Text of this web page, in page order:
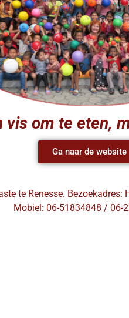
om te eten,
Ga naar de website
te Renesse. Bezoekadres:
Mobiel: 06-51834848 / 06-